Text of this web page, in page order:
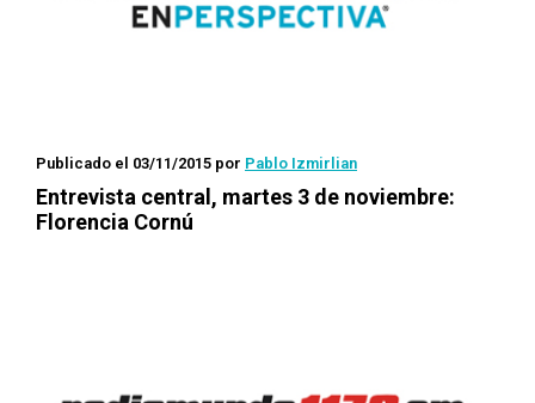
Publicado el 03/11/2015 por Pablo Izmirlian
Entrevista central, martes 3 de noviembre:
Florencia Cornú